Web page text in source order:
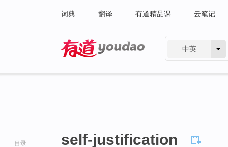
词典 翻译 有道精品课 云笔记
中英
目录 self-justification